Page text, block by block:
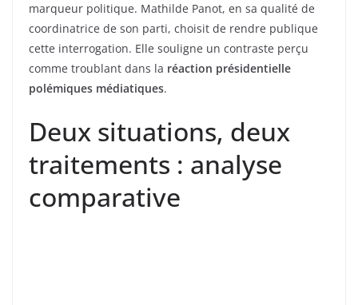
marqueur politique. Mathilde Panot, en sa qualité de
coordinatrice de son parti, choisit de rendre publique
cette interrogation. Elle souligne un contraste perçu
comme troublant dans la réaction présidentielle
polémiques médiatiques.
Deux situations, deux
traitements : analyse
comparative